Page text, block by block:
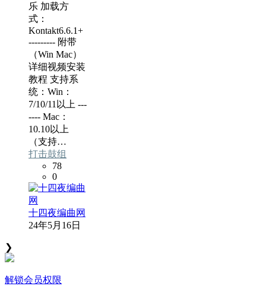
乐 加载方
式：
Kontakt6.6.1+
--------- 附带
（Win Mac）
详细视频安装
教程 支持系
统：Win：
7/10/11以上 ---
---- Mac：
10.10以上
（支持…
打击鼓组
78
0
十四夜编曲网
24年5月16日
❯
解锁会员权限